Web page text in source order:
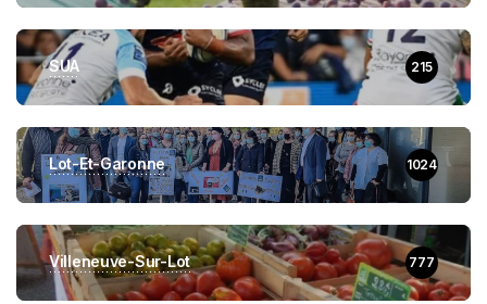
SUA 215
Lot-Et-Garonne 1024
Villeneuve-Sur-Lot 777